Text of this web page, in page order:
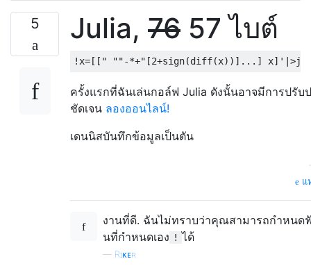
5 Julia, 76 57 ไบต์
ครั้งแรกที่ฉันเล่นกอล์ฟ Julia ดังนั้นอาจมีการปรับ
ชัดเจน ลองออนไลน์!
เดนนิสบันทึกข้อมูลเป็นตัน
แ
งานที่ดี. ฉันไม่ทราบว่าคุณสามารถกำหนด
นที่กำหนดเอง ! ได้
— Rɪᴋᴇʀ